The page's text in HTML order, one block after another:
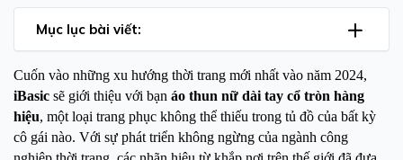
Mục lục bài viết:
Cuốn vào những xu hướng thời trang mới nhất vào năm 2024,
iBasic sẽ giới thiệu với bạn áo thun nữ dài tay cổ tròn hàng
hiệu, một loại trang phục không thể thiếu trong tủ đồ của bất kỳ
cô gái nào. Với sự phát triển không ngừng của ngành công